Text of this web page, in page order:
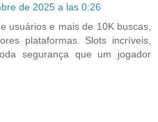
de 2025 a las 0:26
usuários e mais de 10K buscas,
plataformas. Slots incríveis,
segurança que um jogador